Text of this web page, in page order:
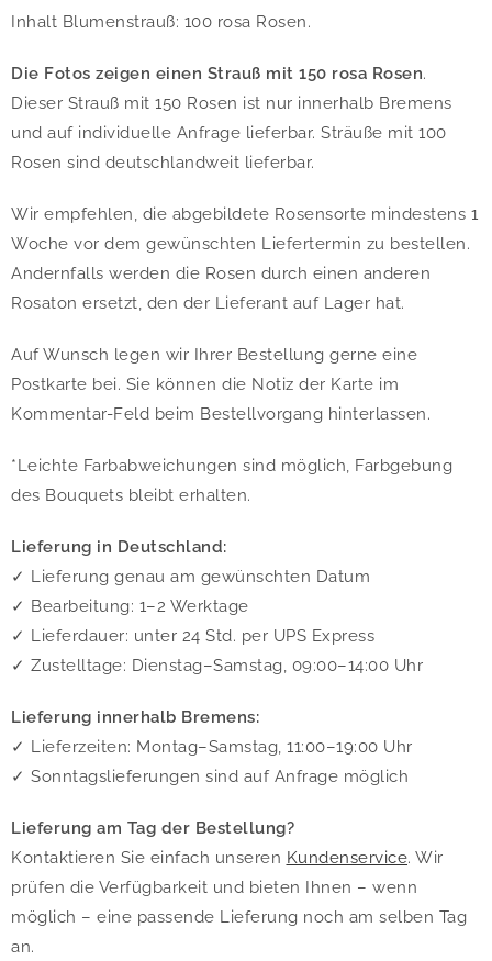
Inhalt Blumenstrauß: 100 rosa Rosen.
Die Fotos zeigen einen Strauß mit 150 rosa Rosen.
Dieser Strauß mit 150 Rosen ist nur innerhalb Bremens
und auf individuelle Anfrage lieferbar. Sträuße mit 100
Rosen sind deutschlandweit lieferbar.
Wir empfehlen, die abgebildete Rosensorte mindestens 1
Woche vor dem gewünschten Liefertermin zu bestellen.
Andernfalls werden die Rosen durch einen anderen
Rosaton ersetzt, den der Lieferant auf Lager hat.
Auf Wunsch legen wir Ihrer Bestellung gerne eine
Postkarte bei. Sie können die Notiz der Karte im
Kommentar-Feld beim Bestellvorgang hinterlassen.
*Leichte Farbabweichungen sind möglich, Farbgebung
des Bouquets bleibt erhalten.
Lieferung in Deutschland:
✓ Lieferung genau am gewünschten Datum
✓ Bearbeitung: 1–2 Werktage
✓ Lieferdauer: unter 24 Std. per UPS Express
✓ Zustelltage: Dienstag–Samstag, 09:00–14:00 Uhr
Lieferung innerhalb Bremens:
✓ Lieferzeiten: Montag–Samstag, 11:00–19:00 Uhr
✓ Sonntagslieferungen sind auf Anfrage möglich
Lieferung am Tag der Bestellung?
Kontaktieren Sie einfach unseren Kundenservice. Wir
prüfen die Verfügbarkeit und bieten Ihnen – wenn
möglich – eine passende Lieferung noch am selben Tag
an.